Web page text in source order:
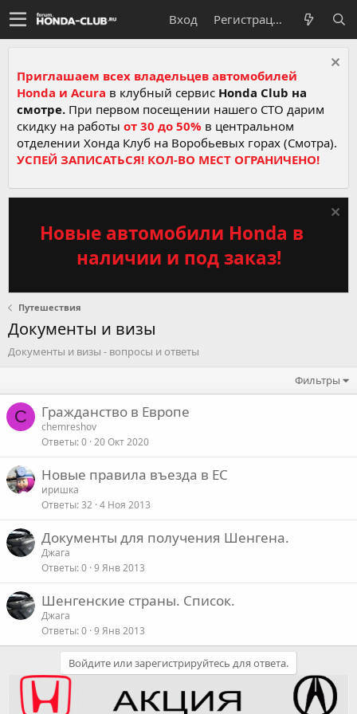
Вход Регистрация
Приглашаем всех владельцев автомобилей
Honda и Acura в клубный сервис Honda Club на
смотре. При первом посещении нашего СТО дарим
скидку на работы от 30 до 50% в центральном
отделении Хонда Клуб на Воробьевых горах (Смотра).
УСПЕЙ ЗАПИСАТЬСЯ! КОЛ-ВО МЕСТ ОГРАНИЧЕНО!
Новые автомобили Honda в
наличии и под заказ!
Путешествия
Документы и визы
Документы и визы - вопросы и ответы
Фильтры
C Гражданство в Европе
chemreshov
Ответы 0 20 Окт 2020
Новые правила въезда в ЕС
иришка
Ответы 32 4 Ноя 2013
Документы для получения Шенгена.
Джага
Ответы 0 9 Янв 2013
Шенгенские страны. Список.
Джага
Ответы 0 9 Янв 2013
Войдите или зарегистрируйтесь для ответа.